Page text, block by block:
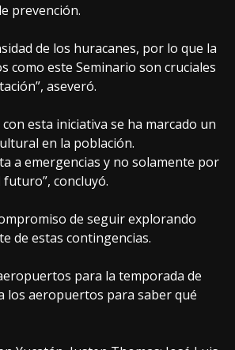
prevención.
de los huracanes, por lo que la
como este Seminario son cruciales
aseveró.
esta iniciativa se ha marcado un
en la población.
a emergencias y no solamente por
concluyó.
de seguir explorando
de estas contingencias.
para la temporada de
los aeropuertos para saber qué